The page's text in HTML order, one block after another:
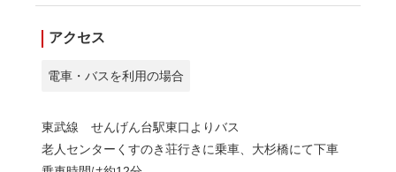
アクセス
電車・バスを利用の場合
東武線 せんげん台駅東口よりバス
老人センターくすのき荘行きに乗車、大杉橋にて下車